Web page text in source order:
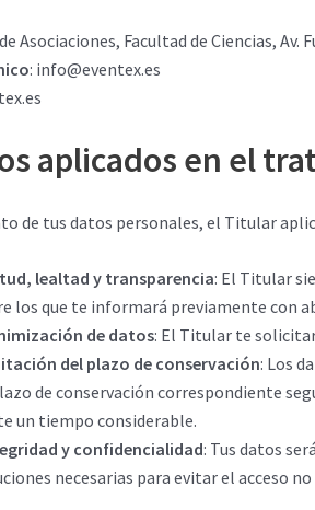
Asociaciones, Facultad de Ciencias,
: info@eventex.es
aplicados en el
de tus datos personales, el Titular
lealtad y transparencia: El Titular
los que te informará previamente con
de datos: El Titular te
del plazo de conservación: Los
de conservación correspondiente
un tiempo considerable.
y confidencialidad: Tus datos
necesarias para evitar el acceso